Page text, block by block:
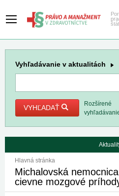
Vyhľadávanie v aktualitách
VYHĽADAŤ
Rozšírené
Hlavná stránka
Michalovská
cievne mozgové